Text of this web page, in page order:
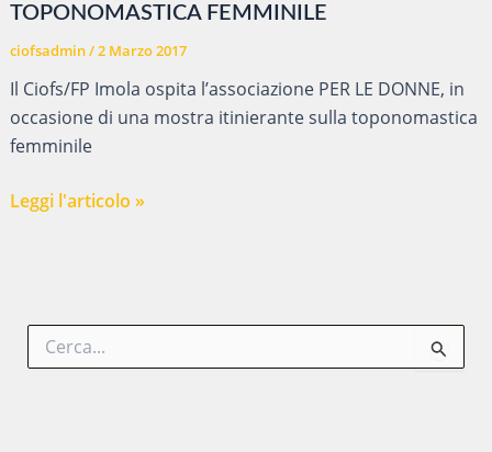
TOPONOMASTICA FEMMINILE
ciofsadmin/2 Marzo 2017
Il Ciofs/FP Imola ospita l’associazione PER LE DONNE, in
occasione di una mostra itinierante sulla toponomastica
femminile
SULLE
TOPONOMASTICA
Leggi l'articolo »